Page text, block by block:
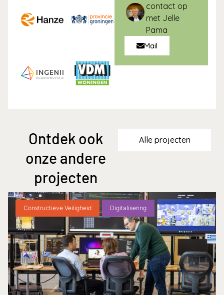
contact op
met Jelle
Pama
Mail
Ontdek ook
onze andere
projecten
Alle projecten
Constructieve Veiligheid Digitalisering